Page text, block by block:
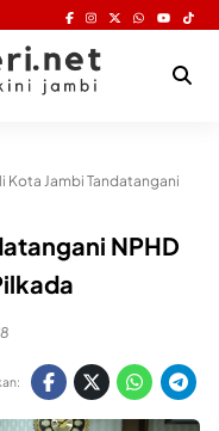
Kota Jambi Tandatangani
NPHD